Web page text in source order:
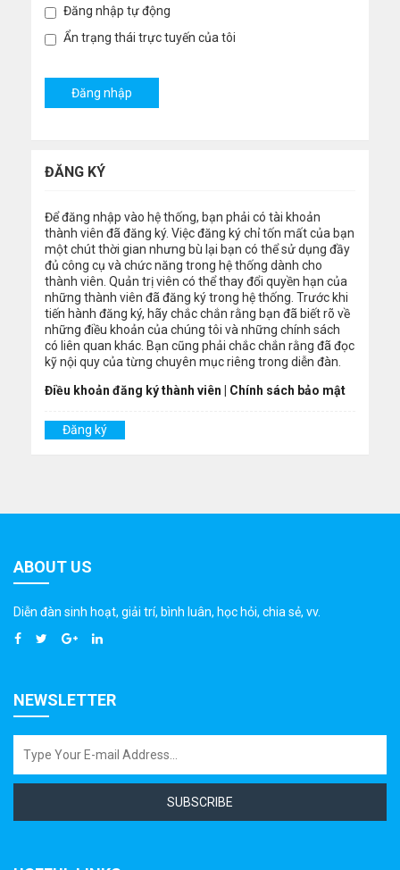
Đăng nhập tự động
Ẩn trạng thái trực tuyến của tôi
ĐĂNG KÝ
Để đăng nhập vào hệ thống, bạn phải có tài khoản
thành viên đã đăng ký. Việc đăng ký chỉ tốn mất của bạn
một chút thời gian nhưng bù lại bạn có thể sử dụng đầy
đủ công cụ và chức năng trong hệ thống dành cho
thành viên. Quản trị viên có thể thay đổi quyền hạn của
những thành viên đã đăng ký trong hệ thống. Trước khi
tiến hành đăng ký, hãy chắc chắn rằng bạn đã biết rõ về
những điều khoản của chúng tôi và những chính sách
có liên quan khác. Bạn cũng phải chắc chắn rằng đã đọc
kỹ nội quy của từng chuyên mục riêng trong diễn đàn.
Điều khoản đăng ký thành viên
Chính sách bảo mật
Đăng ký
ABOUT US
Diễn đàn sinh hoạt, giải trí, bình luân, học hỏi, chia sẻ, vv.
NEWSLETTER
SUBSCRIBE